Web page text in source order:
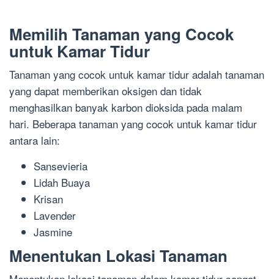
Memilih Tanaman yang Cocok
untuk Kamar Tidur
Tanaman yang cocok untuk kamar tidur adalah tanaman
yang dapat memberikan oksigen dan tidak
menghasilkan banyak karbon dioksida pada malam
hari. Beberapa tanaman yang cocok untuk kamar tidur
antara lain:
Sansevieria
Lidah Buaya
Krisan
Lavender
Jasmine
Menentukan Lokasi Tanaman